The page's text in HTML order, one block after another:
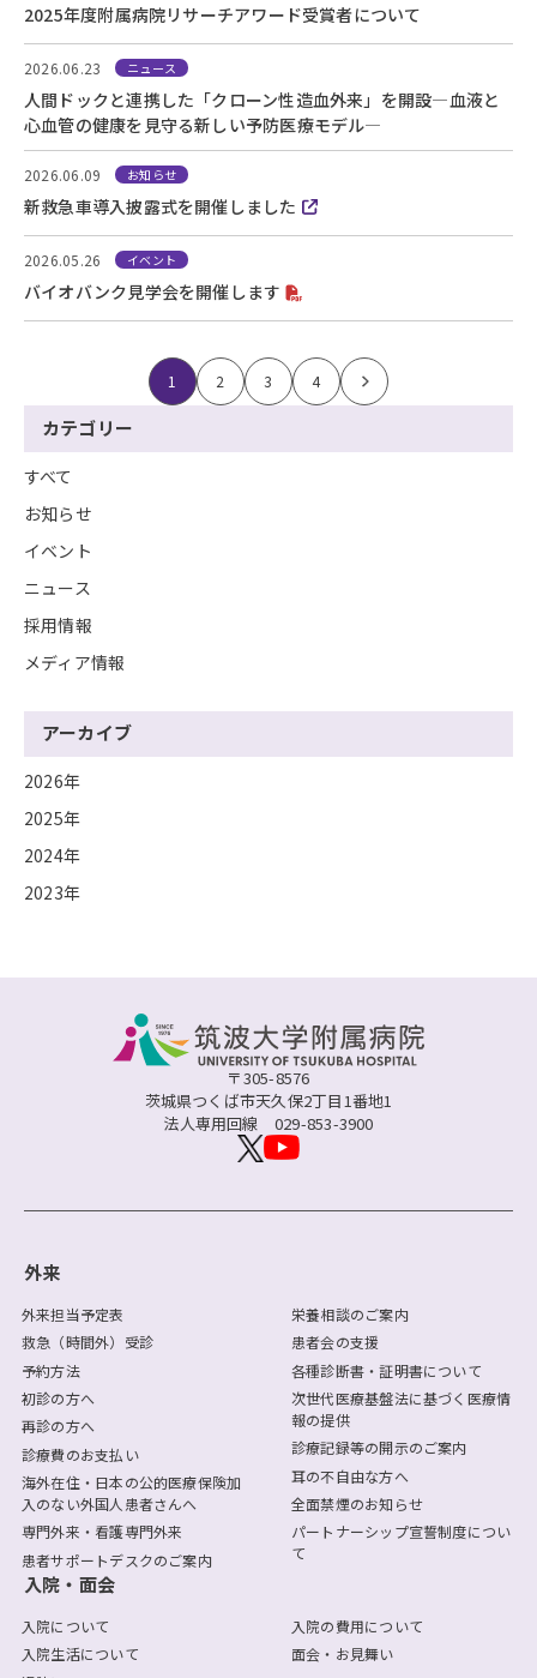
カテゴリー
すべて
お知らせ
イベント
ニュース
採用情報
メディア情報
アーカイブ
2026年
2025年
2024年
2023年
2025年度附属病院リサーチアワード受賞者について
2026.06.23 ニュース
人間ドックと連携した「クローン性造血外来」を開設―血液と
心血管の健康を見守る新しい予防医療モデル―
2026.06.09 お知らせ
新救急車導入披露式を開催しました
2026.05.26 イベント
バイオバンク見学会を開催します
1 2 3 4 >
〒305-8576
茨城県つくば市天久保2丁目1番地1
法人専用回線 029-853-3900
外来
外来担当予定表
救急（時間外）受診
予約方法
初診の方へ
再診の方へ
診療費のお支払い
海外在住・日本の公的医療保険加
入のない外国人患者さんへ
専門外来・看護専門外来
患者サポートデスクのご案内
栄養相談のご案内
患者会の支援
各種診断書・証明書について
次世代医療基盤法に基づく医療情
報の提供
診療記録等の開示のご案内
耳の不自由な方へ
全面禁煙のお知らせ
パートナーシップ宣誓制度につい
て
入院・面会
入院について
入院生活について
入院の費用について
面会・お見舞い